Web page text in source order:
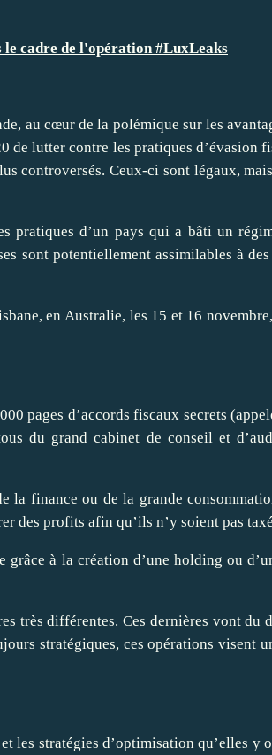
le cadre de l'opération #LuxLeaks
, au cœur de la polémique sur les
delutter contre les pratiques d’évasion
controversés. Ceux-ci sont légaux,
pratiques d’un pays qui a bâti un
sont potentiellement assimilables à
en Australie, les 15 et 16
pages d’accords fiscaux secrets
du grand cabinet de conseil et
la finance ou de la grande
des profits afin qu’ils n’y soient pas
grâce à la création d’une holding ou
très différentes. Ces dernières vont du
stratégiques, ces opérations visent
les stratégies d’optimisation qu’elles